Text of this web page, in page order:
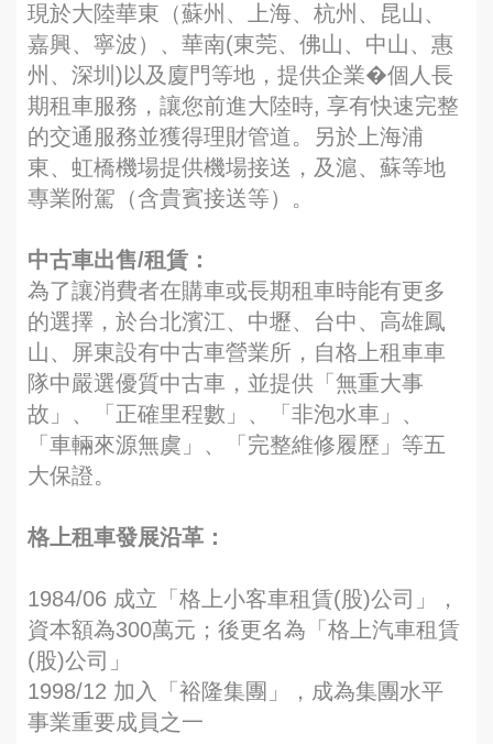
現於大陸華東（蘇州、上海、杭州、昆山、
嘉興、寧波）、華南(東莞、佛山、中山、惠
州、深圳)以及廈門等地，提供企業�個人長
期租車服務，讓您前進大陸時, 享有快速完整
的交通服務並獲得理財管道。另於上海浦
東、虹橋機場提供機場接送，及滬、蘇等地
專業附駕（含貴賓接送等）。
中古車出售/租賃：
為了讓消費者在購車或長期租車時能有更多
的選擇，於台北濱江、中壢、台中、高雄鳳
山、屏東設有中古車營業所，自格上租車車
隊中嚴選優質中古車，並提供「無重大事
故」、「正確里程數」、「非泡水車」、
「車輛來源無虞」、「完整維修履歷」等五
大保證。
格上租車發展沿革：
1984/06 成立「格上小客車租賃(股)公司」，
資本額為300萬元；後更名為「格上汽車租賃
(股)公司」
1998/12 加入「裕隆集團」，成為集團水平
事業重要成員之一